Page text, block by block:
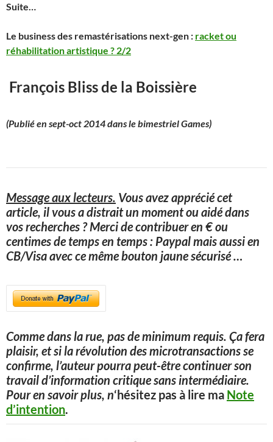
Suite…
Le business des remastérisations next-gen : racket ou
réhabilitation artistique ? 2/2
François Bliss de la Boissière
(Publié en sept-oct 2014 dans le bimestriel Games)
Message aux lecteurs. Vous avez apprécié cet
article, il vous a distrait un moment ou aidé dans
vos recherches ? Merci de contribuer en € ou
centimes de temps en temps : Paypal mais aussi en
CB/Visa avec ce même bouton jaune sécurisé…
Comme dans la rue, pas de minimum requis. Ça fera
plaisir, et si la révolution des microtransactions se
confirme, l’auteur pourra peut-être continuer son
travail d’information critique sans intermédiaire.
Pour en savoir plus, n‘hésitez pas à lire ma Note
d’intention.